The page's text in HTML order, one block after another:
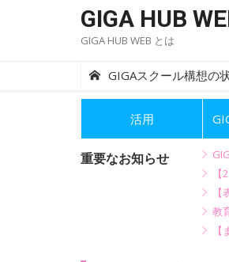
GIGA HUB
GIGA HUB WEB とは
GIGAスクール構想の
活用
重要なお知らせ
教